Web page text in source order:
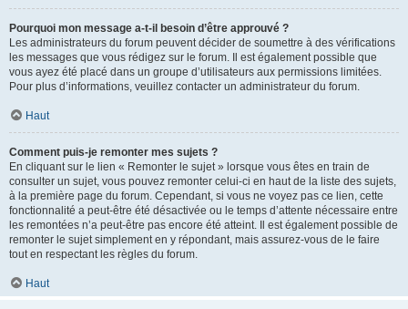
Pourquoi mon message a-t-il besoin d’être approuvé ?
Les administrateurs du forum peuvent décider de soumettre à des vérifications
les messages que vous rédigez sur le forum. Il est également possible que
vous ayez été placé dans un groupe d’utilisateurs aux permissions limitées.
Pour plus d’informations, veuillez contacter un administrateur du forum.
Haut
Comment puis-je remonter mes sujets ?
En cliquant sur le lien « Remonter le sujet » lorsque vous êtes en train de
consulter un sujet, vous pouvez remonter celui-ci en haut de la liste des sujets,
à la première page du forum. Cependant, si vous ne voyez pas ce lien, cette
fonctionnalité a peut-être été désactivée ou le temps d’attente nécessaire entre
les remontées n’a peut-être pas encore été atteint. Il est également possible de
remonter le sujet simplement en y répondant, mais assurez-vous de le faire
tout en respectant les règles du forum.
Haut